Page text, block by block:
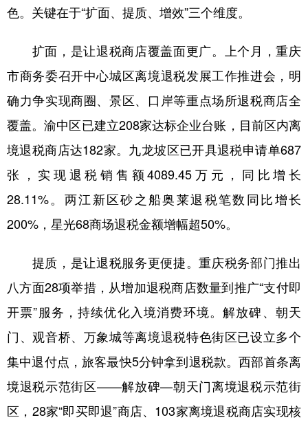
色。关键在于“扩面、提质、增效”三个维度。
扩面，是让退税商店覆盖面更广。上个月，重庆
市商务委召开中心城区离境退税发展工作推进会，明
确力争实现商圈、景区、口岸等重点场所退税商店全
覆盖。渝中区已建立208家达标企业台账，目前区内离
境退税商店达182家。九龙坡区已开具退税申请单687
张，实现退税销售额4089.45万元，同比增长
28.11%。两江新区砂之船奥莱退税笔数同比增长
200%，星光68商场退税金额增幅超50%。
提质，是让退税服务更便捷。重庆税务部门推出
八方面28项举措，从增加退税商店数量到推广“支付即
开票”服务，持续优化入境消费环境。解放碑、朝天
门、观音桥、万象城等离境退税特色街区已设立多个
集中退付点，旅客最快5分钟拿到退税款。西部首条离
境退税示范街区——解放碑—朝天门离境退税示范街
区，28家“即买即退”商店、103家离境退税商店实现核